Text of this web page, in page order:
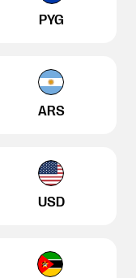
PYG
ARS
USD